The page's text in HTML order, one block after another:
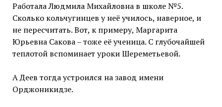
Работала Людмила Михайловна в школе №5.
Сколько кольчугинцев у неё училось, наверное, и
не пересчитать. Вот, к примеру, Маргарита
Юрьевна Сакова – тоже её ученица. С глубочайшей
теплотой вспоминает уроки Шереметьевой.
А Деев тогда устроился на завод имени
Орджоникидзе.